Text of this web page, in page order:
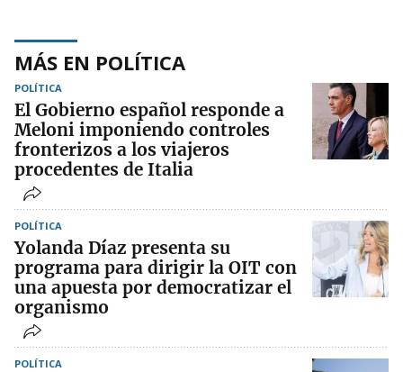
MÁS EN POLÍTICA
POLÍTICA
El Gobierno español responde a
Meloni imponiendo controles
fronterizos a los viajeros
procedentes de Italia
POLÍTICA
Yolanda Díaz presenta su
programa para dirigir la OIT con
una apuesta por democratizar el
organismo
POLÍTICA